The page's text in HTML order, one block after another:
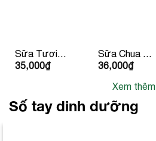
Sữa Tươi
Tiệt Trùng
180ml x 4
hộp
35,000₫
Sữa Chua Hy
Lạp Lucas
36,000₫
Xem thêm
Số tay dinh dưỡng